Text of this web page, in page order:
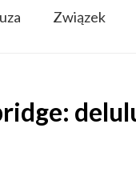
Związek